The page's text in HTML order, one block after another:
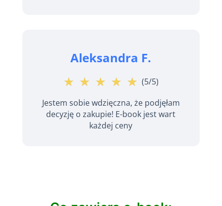
Aleksandra F.
☆ ☆ ☆ ☆ ☆
★ ★ ★ ★ ★ (5/5)
Jestem sobie wdzięczna, że podjęłam
decyzję o zakupie! E-book jest wart
każdej ceny